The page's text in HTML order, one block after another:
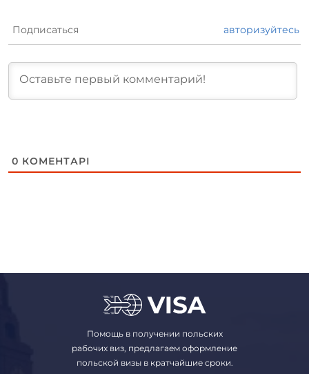
Подписаться авторизуйтесь
0 КОМЕНТАРІ
Помощь в получении польских
рабочих виз, предлагаем оформление
польской визы в кратчайшие сроки.